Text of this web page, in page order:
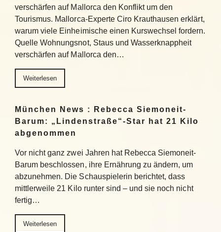
verschärfen auf Mallorca den Konflikt um den
Tourismus. Mallorca-Experte Ciro Krauthausen erklärt,
warum viele Einheimische einen Kurswechsel fordern.
Quelle Wohnungsnot, Staus und Wasserknappheit
verschärfen auf Mallorca den…
Weiterlesen
München News : Rebecca Siemoneit-
Barum: „Lindenstraße“-Star hat 21 Kilo
abgenommen
Vor nicht ganz zwei Jahren hat Rebecca Siemoneit-
Barum beschlossen, ihre Ernährung zu ändern, um
abzunehmen. Die Schauspielerin berichtet, dass
mittlerweile 21 Kilo runter sind – und sie noch nicht
fertig…
Weiterlesen